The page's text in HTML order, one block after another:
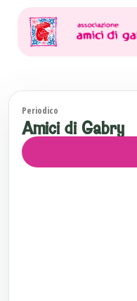
Periodico
Amici di Gabry